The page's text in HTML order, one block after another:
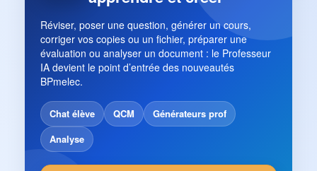
Réviser, poser une question, générer un cours,
corriger vos copies ou un fichier, préparer une
évaluation ou analyser un document : le Professeur
IA devient le point d’entrée des nouveautés
BPmelec.
Chat élève QCM
Générateurs prof
Analyse